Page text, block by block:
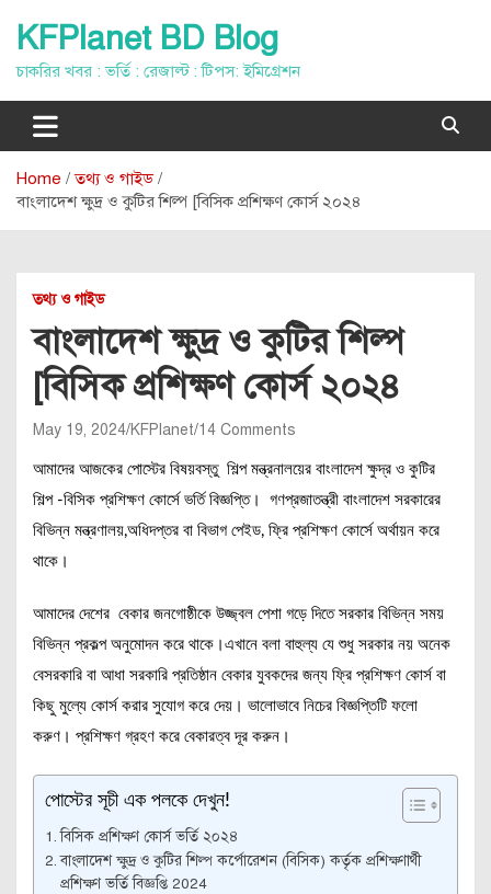
content
KFPlanet BD Blog
চাকরির খবর : ভর্তি : রেজাল্ট : টিপস: ইমিগ্রেশন
Home
তথ্য ও গাইড
বাংলাদেশ ক্ষুদ্র ও কুটির শিল্প [বিসিক প্রশিক্ষণ কোর্স ২০২৪
তথ্য ও গাইড
বাংলাদেশ ক্ষুদ্র ও কুটির শিল্প
[বিসিক প্রশিক্ষণ কোর্স ২০২৪
May 19, 2024 KFPlanet 14 Comments
আমাদের আজকের পোস্টের বিষয়বস্তু শিল্প মন্ত্রনালয়ের বাংলাদেশ ক্ষুদ্র ও কুটির
শিল্প -বিসিক প্রশিক্ষণ কোর্সে ভর্তি বিজ্ঞপ্তি। গণপ্রজাতন্ত্রী বাংলাদেশ সরকারের
বিভিন্ন মন্ত্রণালয়,অধিদপ্তর বা বিভাগ পেইড, ফ্রি প্রশিক্ষণ কোর্সে অর্থায়ন করে
থাকে।
আমাদের দেশের বেকার জনগোষ্ঠীকে উজ্জ্বল পেশা গড়ে দিতে সরকার বিভিন্ন সময়
বিভিন্ন প্রকল্প অনুমোদন করে থাকে।এখানে বলা বাহুল্য যে শুধু সরকার নয় অনেক
বেসরকারি বা আধা সরকারি প্রতিষ্ঠান বেকার যুবকদের জন্য ফ্রি প্রশিক্ষণ কোর্স বা
কিছু মুল্যে কোর্স করার সুযোগ করে দেয়। ভালোভাবে নিচের বিজ্ঞপ্তিটি ফলো
করুণ। প্রশিক্ষণ গ্রহণ করে বেকারত্ব দূর করুন।
পোস্টের সূচী এক পলকে দেখুন!
বিসিক প্রশিক্ষণ কোর্স ভর্তি ২০২৪
বাংলাদেশ ক্ষুদ্র ও কুটির শিল্প কর্পোরেশন (বিসিক) কর্তৃক প্রশিক্ষণার্থী
প্রশিক্ষণ ভর্তি বিজ্ঞপ্তি 2024